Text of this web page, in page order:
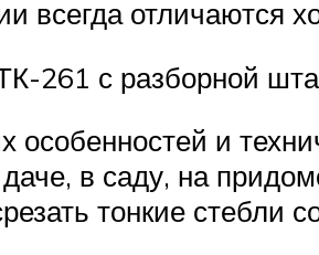
всегда отличаются
261 с разборной
особенностей и
в саду, на
тонкие стебли